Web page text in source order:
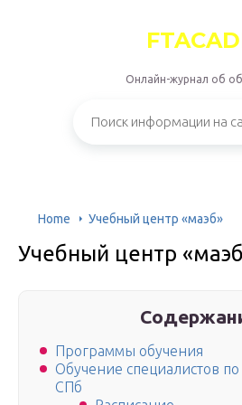
Онлайн-журнал об
Home Учебный центр «маэб»
Учебный центр
Программы обучения
Обучение специалистов
СПб